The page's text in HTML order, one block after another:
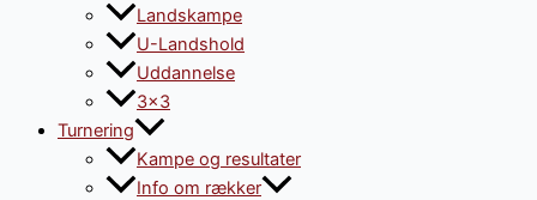
Landskampe
U-Landshold
Uddannelse
3×3
Turnering
Kampe og resultater
Info om rækker